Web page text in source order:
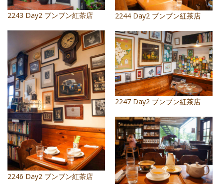
歷史區
個人著作
活動實況記錄
媒體報導一覽
合作與代言
訂閱電子報
2243 Day2 ブンブン紅茶店 2244 Day2 ブンブン紅茶店
2246 Day2 ブンブン紅茶店
2247 Day2 ブンブン紅茶店